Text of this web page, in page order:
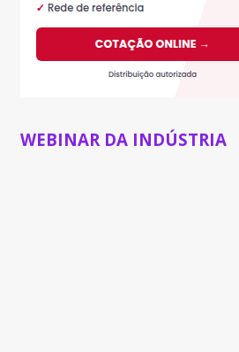
WEBINAR DA INDÚSTRIA